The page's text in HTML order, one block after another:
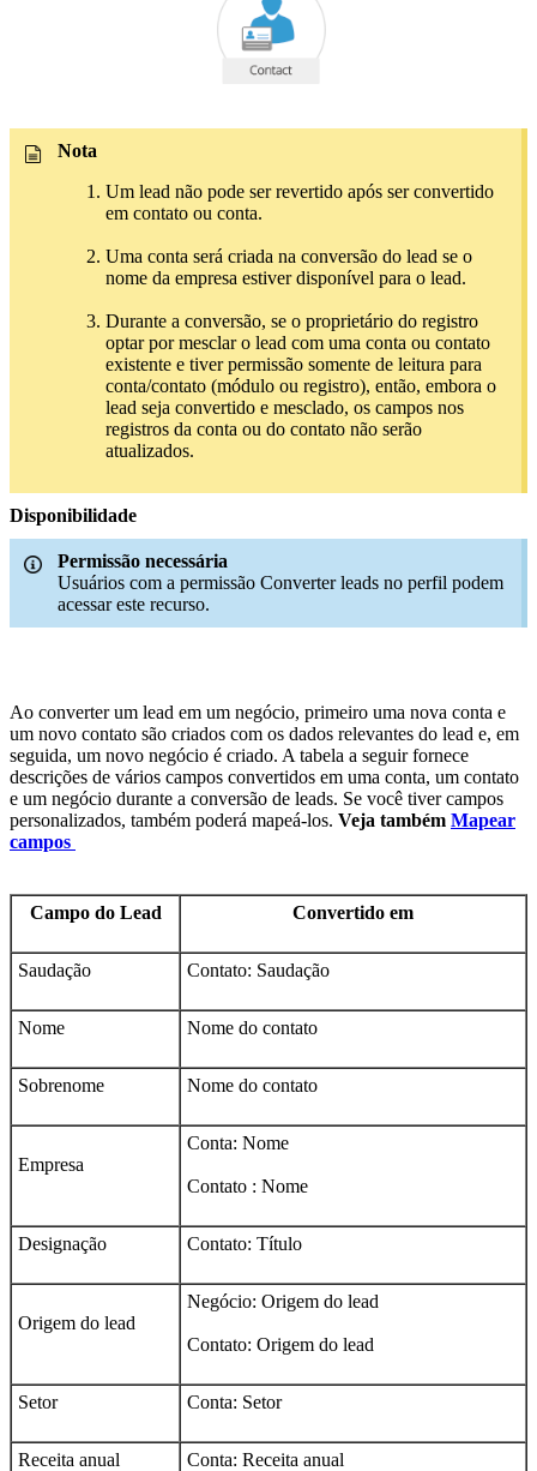
Nota
Um lead não pode ser revertido após ser convertido
em contato ou conta.
Uma conta será criada na conversão do lead se o
nome da empresa estiver disponível para o lead.
Durante a conversão, se o proprietário do registro
optar por mesclar o lead com uma conta ou contato
existente e tiver permissão somente de leitura para
conta/contato (módulo ou registro), então, embora o
lead seja convertido e mesclado, os campos nos
registros da conta ou do contato não serão
atualizados.
Disponibilidade
Permissão necessária
Usuários com a permissão Converter leads no perfil podem
acessar este recurso.
Ao converter um lead em um negócio, primeiro uma nova conta e
um novo contato são criados com os dados relevantes do lead e, em
seguida, um novo negócio é criado. A tabela a seguir fornece
descrições de vários campos convertidos em uma conta, um contato
e um negócio durante a conversão de leads. Se você tiver campos
personalizados, também poderá mapeá-los. Veja também Mapear
campos
Campo do Lead Convertido em
Saudação Contato: Saudação
Nome Nome do contato
Sobrenome Nome do contato
Empresa
Conta: Nome
Contato : Nome
Designação Contato: Título
Origem do lead
Negócio: Origem do lead
Contato: Origem do lead
Setor Conta: Setor
Receita anual Conta: Receita anual